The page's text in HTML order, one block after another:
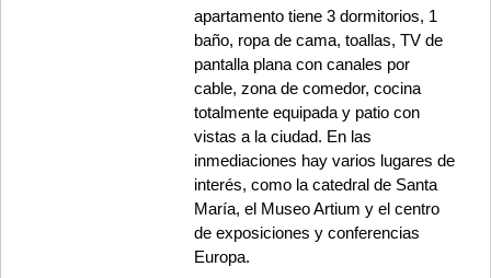
apartamento tiene 3 dormitorios, 1
baño, ropa de cama, toallas, TV de
pantalla plana con canales por
cable, zona de comedor, cocina
totalmente equipada y patio con
vistas a la ciudad. En las
inmediaciones hay varios lugares de
interés, como la catedral de Santa
María, el Museo Artium y el centro
de exposiciones y conferencias
Europa.